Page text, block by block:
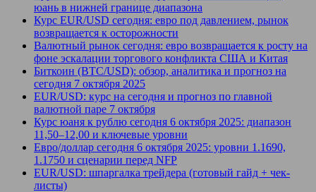
юань в нижней границе диапазона
Курс EUR/USD сегодня: евро под давлением, рынок
возвращается к осторожности
Валютный рынок сегодня: евро возвращается к росту на
фоне эскалации торгового конфликта США и Китая
Биткоин (BTC/USD): обзор, аналитика и прогноз на
сегодня 7 октября 2025
EUR/USD: курс на сегодня и прогноз по главной
валютной паре 7 октября
Курс юаня к рублю сегодня 6 октября 2025: диапазон
11,50–12,00 и ключевые уровни
Евро/доллар сегодня 6 октября 2025: уровни 1.1690,
1.1750 и сценарии перед NFP
EUR/USD: шпаргалка трейдера (готовый гайд + чек-
листы)